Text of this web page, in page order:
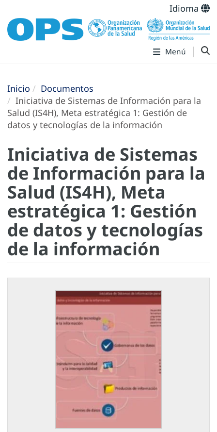
Idioma
Menú
Inicio
Documentos
Iniciativa de Sistemas de Información para la
Salud (IS4H), Meta estratégica 1: Gestión de
datos y tecnologías de la información
Iniciativa de Sistemas
de Información para la
Salud (IS4H), Meta
estratégica 1: Gestión
de datos y tecnologías
de la información